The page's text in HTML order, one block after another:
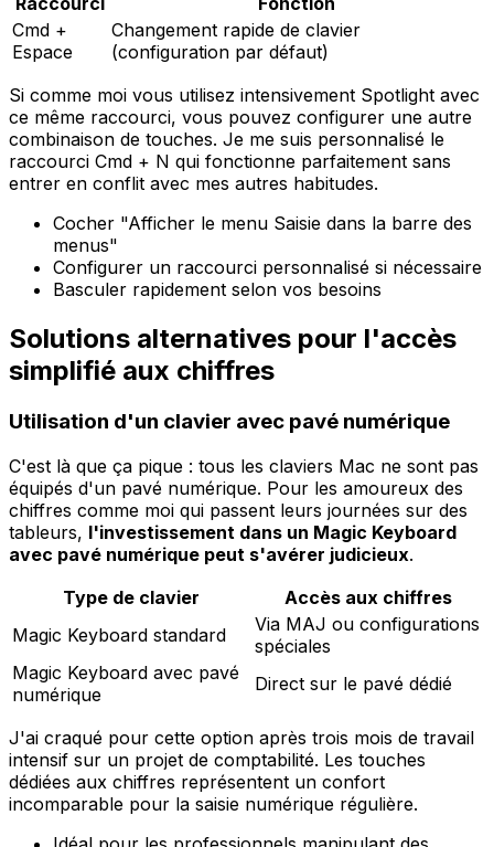
Cmd +
Espace
Changement rapide de clavier
(configuration par défaut)
Si comme moi vous utilisez intensivement Spotlight avec
ce même raccourci, vous pouvez configurer une autre
combinaison de touches. Je me suis personnalisé le
raccourci Cmd + N qui fonctionne parfaitement sans
entrer en conflit avec mes autres habitudes.
Cocher "Afficher le menu Saisie dans la barre des
menus"
Configurer un raccourci personnalisé si nécessaire
Basculer rapidement selon vos besoins
Solutions alternatives pour l'accès
simplifié aux chiffres
Utilisation d'un clavier avec pavé numérique
C'est là que ça pique : tous les claviers Mac ne sont pas
équipés d'un pavé numérique. Pour les amoureux des
chiffres comme moi qui passent leurs journées sur des
tableurs, l'investissement dans un Magic Keyboard
avec pavé numérique peut s'avérer judicieux.
Type de clavier
Accès aux chiffres
Magic Keyboard standard
Via MAJ ou configurations
spéciales
Magic Keyboard avec pavé
numérique
Direct sur le pavé dédié
J'ai craqué pour cette option après trois mois de travail
intensif sur un projet de comptabilité. Les touches
dédiées aux chiffres représentent un confort
incomparable pour la saisie numérique régulière.